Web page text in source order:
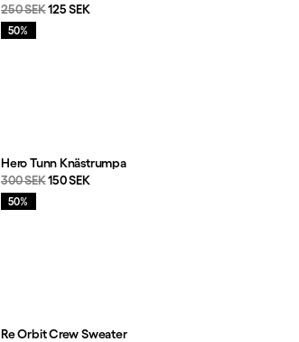
Originalpris:
250 SEKReapris:
125 SEK
Rea:
50%
Hero Tunn Knästrumpa
Originalpris:
300 SEKReapris:
150 SEK
Rea:
50%
Re Orbit Crew Sweater